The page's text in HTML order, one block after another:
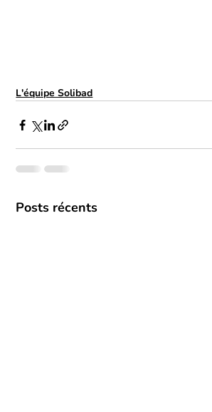
L'équipe Solibad
Posts récents